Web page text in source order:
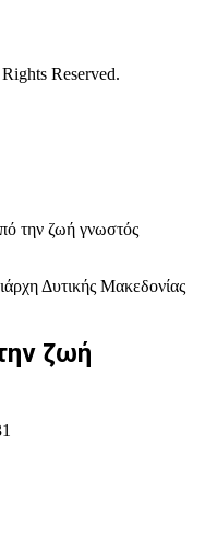
Reserved.
την ζωή γνωστός
ζωή